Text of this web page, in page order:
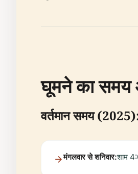
घूमने का समय
वर्तमान समय
मंगलवार से शनिवार:शाम